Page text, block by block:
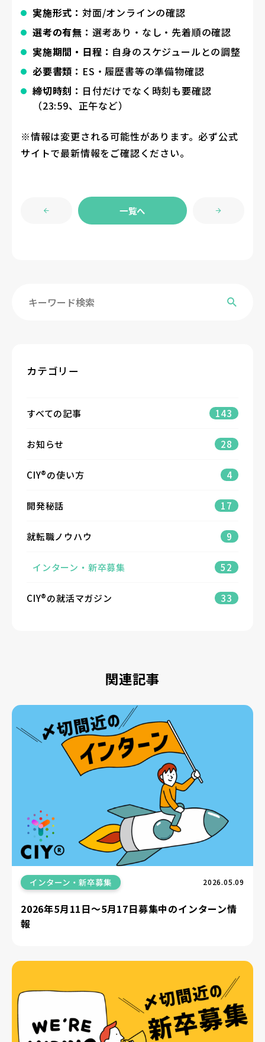
実施形式： 対面/オンラインの確認
選考の有無： 選考あり・なし・先着順の確認
実施期間・日程： 自身のスケジュールとの調整
必要書類： ES・履歴書等の準備物確認
締切時刻： 日付だけでなく時刻も要確認
（23:59、正午など）
※情報は変更される可能性があります。必ず公式
サイトで最新情報をご確認ください。
一覧へ
カテゴリー
すべての記事 143
お知らせ 28
CIY®の使い方 4
開発秘話 17
就転職ノウハウ 9
インターン・新卒募集 52
CIY®の就活マガジン 33
関連記事
インターン・新卒募集 2026.05.09
2026年5月11日〜5月17日募集中のインターン情
報